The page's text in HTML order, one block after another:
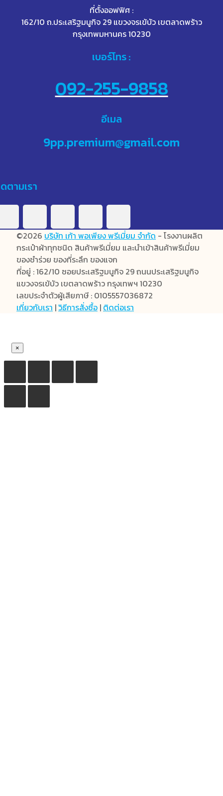
ที่ตั้งออฟฟิศ :
162/10 ถ.ประเสริฐมนูกิจ 29 แขวงจรเข้บัว เขตลาดพร้าว
กรุงเทพมหานคร 10230
เบอร์โทร :
092-255-9858
อีเมล
9pp.premium@gmail.com
ตามเรา
©2026 บริษัท เก้า พอเพียง พรีเมี่ยม จำกัด - โรงงานผลิต
กระเป๋าผ้าทุกชนิด สินค้าพรีเมี่ยม และนำเข้าสินค้าพรีเมี่ยม
ของชำร่วย ของที่ระลึก ของแจก
ที่อยู่ : 162/10 ซอยประเสริฐมนูกิจ 29 ถนนประเสริฐมนูกิจ
แขวงจรเข้บัว เขตลาดพร้าว กรุงเทพฯ 10230
เลขประจำตัวผู้เสียภาษี : 0105557036872
เกี่ยวกับเรา |วิธีการสั่งซื้อ | ติดต่อเรา
×